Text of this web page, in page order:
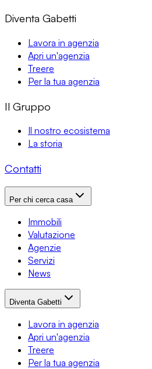
Diventa Gabetti
Lavora in agenzia
Apri un'agenzia
Treere
Per la tua agenzia
Il Gruppo
Il nostro ecosistema
La storia
Contatti
Per chi cerca casa
Immobili
Valutazione
Agenzie
Servizi
News
Diventa Gabetti
Lavora in agenzia
Apri un'agenzia
Treere
Per la tua agenzia